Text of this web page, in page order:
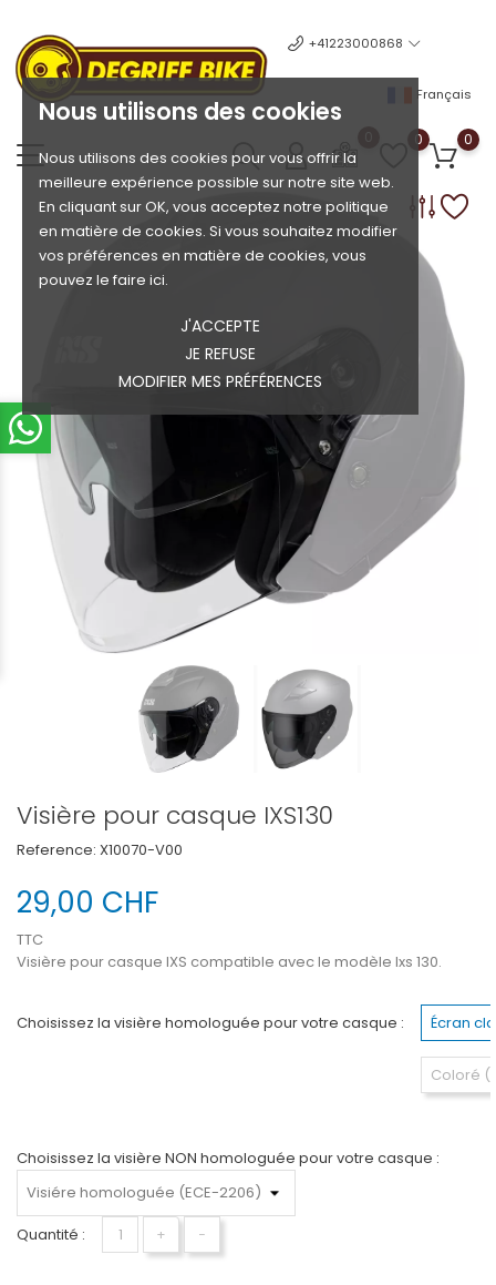
Nous utilisons des cookies
Nous utilisons des cookies pour vous offrir la
meilleure expérience possible sur notre site web.
En cliquant sur OK, vous acceptez notre politique
en matière de cookies. Si vous souhaitez modifier
vos préférences en matière de cookies, vous
pouvez le faire ici.
J'ACCEPTE
JE REFUSE
MODIFIER MES PRÉFÉRENCES
+41223000868
Français
0 0
Visière pour casque IXS130
Reference: X10070-V00
29,00 CHF
TTC
Visière pour casque IXS compatible avec le modèle Ixs 130.
Choisissez la visière homologuée pour votre casque : Écran
Coloré
Choisissez la visière NON homologuée pour votre casque :
Quantité : + −